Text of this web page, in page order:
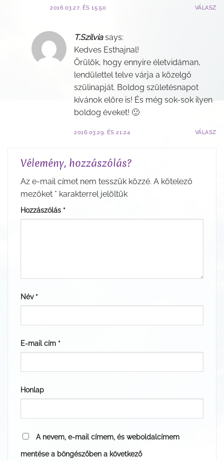
2016.03.27. ÉS 15:50 VÁLASZ
T.Szilvia says:
Kedves Esthajnal!
Örülök, hogy ennyire életvidáman,
lendülettel telve várja a közelgő
szülinapját. Boldog születésnapot
kívánok előre is! És még sok-sok ilyen
boldog éveket! 🙂
2016.03.29. ÉS 21:24 VÁLASZ
Vélemény, hozzászólás?
Az e-mail címet nem tesszük közzé. A kötelező
mezőket * karakterrel jelöltük
Hozzászólás *
Név *
E-mail cím *
Honlap
A nevem, e-mail címem, és weboldalcímem
mentése a böngészőben a következő